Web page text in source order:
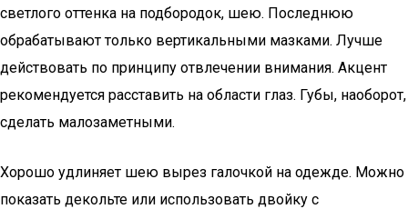
светлого оттенка на подбородок, шею. Последнюю
обрабатывают только вертикальными мазками. Лучше
действовать по принципу отвлечении внимания. Акцент
рекомендуется расставить на области глаз. Губы, наоборот,
сделать малозаметными.
Хорошо удлиняет шею вырез галочкой на одежде. Можно
показать декольте или использовать двойку с